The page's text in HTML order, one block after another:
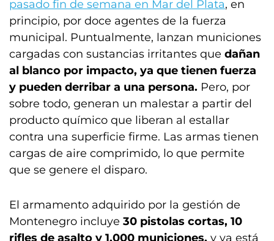
pasado fin de semana en Mar del Plata, en
principio, por doce agentes de la fuerza
municipal. Puntualmente, lanzan municiones
cargadas con sustancias irritantes que dañan
al blanco por impacto, ya que tienen fuerza
y pueden derribar a una persona. Pero, por
sobre todo, generan un malestar a partir del
producto químico que liberan al estallar
contra una superficie firme. Las armas tienen
cargas de aire comprimido, lo que permite
que se genere el disparo.
El armamento adquirido por la gestión de
Montenegro incluye 30 pistolas cortas, 10
rifles de asalto y 1.000 municiones, y ya está